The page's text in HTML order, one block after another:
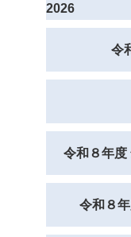
2026
令
令和８年度
令和８